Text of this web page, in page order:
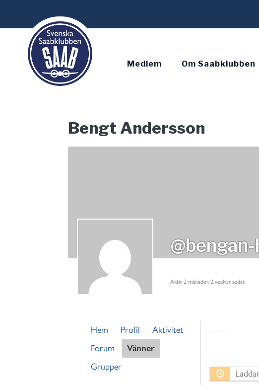
Medlem Om Saabklubben
Bengt Andersson
Aktiv 2 månader, 2 veckor sedan
Hem Profil
Aktivitet
Forum
Vänner
Grupper